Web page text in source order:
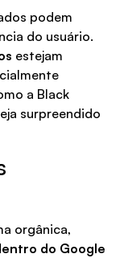
podem
do usuário.
estejam
a Black
surpreendido
orgânica,
do Google